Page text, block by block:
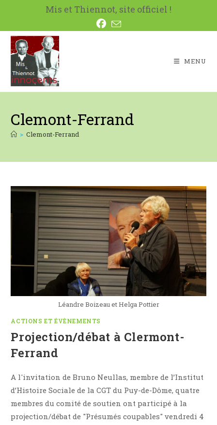
content
Mis et Thiennot, site officiel !
MENU
Clemont-Ferrand
> Clemont-Ferrand
Léandre Boizeau et Helga Pottier
ACTIONS ET ÉVÈNEMENTS
Projection/débat à Clermont-
Ferrand
A l'invitation de Bruno Neullas, membre de l’Institut
d’Histoire Sociale de la CGT du Puy-de-Dôme, quatre
membres du comité de soutien ont participé à la
projection/débat de "Présumés coupables" vendredi 4